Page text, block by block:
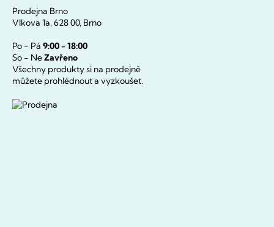
Prodejna Brno
Vlkova 1a, 628 00, Brno
Po - Pá 9:00 - 18:00
So - NeZavřeno
Všechny produkty si na prodejně
můžete prohlédnout a vyzkoušet.